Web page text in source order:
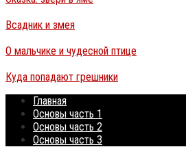
Всадник и змея
О мальчике и чудесной птице
Куда попадают грешники
Главная
Основы часть 1
Основы часть 2
Основы часть 3